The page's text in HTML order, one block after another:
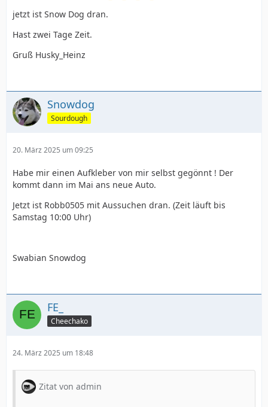
jetzt ist Snow Dog dran.
Hast zwei Tage Zeit.
Gruß Husky_Heinz
Snowdog
Sourdough
20. März 2025 um 09:25
Habe mir einen Aufkleber von mir selbst gegönnt ! Der
kommt dann im Mai ans neue Auto.
Jetzt ist Robb0505 mit Aussuchen dran. (Zeit läuft bis
Samstag 10:00 Uhr)
Swabian Snowdog
FE_
Cheechako
24. März 2025 um 18:48
Zitat von admin